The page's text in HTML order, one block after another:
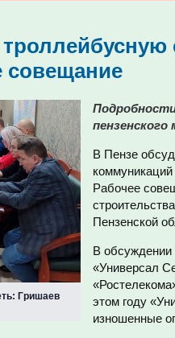
совещание
Гришаев
Подробности
В Пензе
Рабочее
Пензенской
В обсуждении
«Универсал
этом году
изношенные